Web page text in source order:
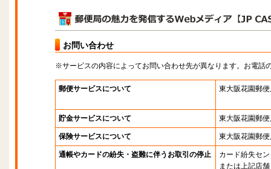
お問い合わせ
※サービスの内容によってお問い合わせ先が異なります。お電話
郵便サービスについて 東大阪花園郵
貯金サービスについて 東大阪花園郵
保険サービスについて 東大阪花園郵
通帳やカードの紛失・盗難に伴うお取引の停止
カード紛失セ
または上記店舗